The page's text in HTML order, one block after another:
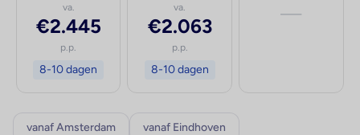
va.
€2.445
p.p.
8-10 dagen
va.
€2.063
p.p.
8-10 dagen
—
vanaf Amsterdam vanaf Eindhoven